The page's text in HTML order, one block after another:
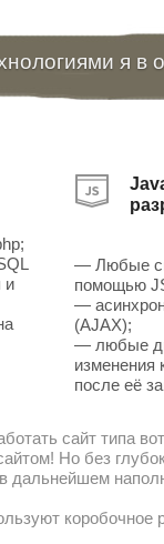
я в
и
— Любые
помощью
—
(AJAX);
— любые
изменения
после её
сайт типа
Но без
коробочное